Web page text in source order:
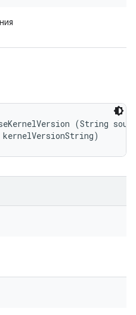
(String